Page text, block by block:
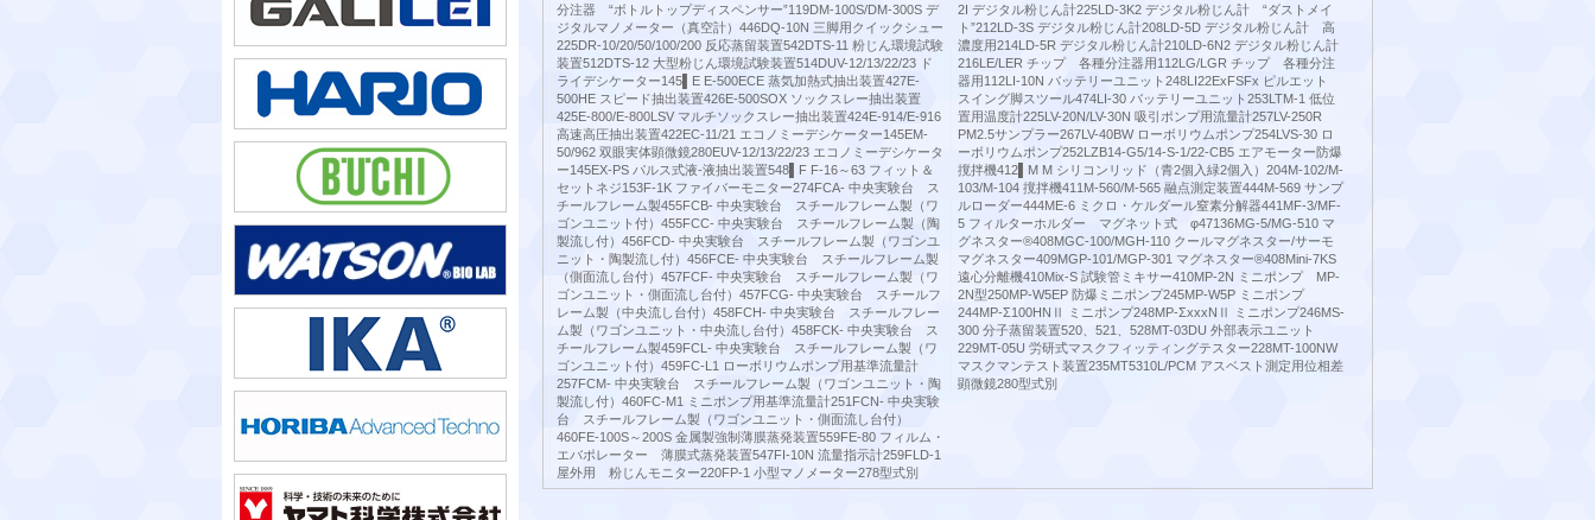
分注器 “ボトルトップディスペンサー”119DM-100S/DM-300S デ
ジタルマノメーター（真空計）446DQ-10N 三脚用クイックシュー
225DR-10/20/50/100/200 反応蒸留装置542DTS-11 粉じん環境試験
装置512DTS-12 大型粉じん環境試験装置514DUV-12/13/22/23 ド
ライデシケーター145▌E E-500ECE 蒸気加熱式抽出装置427E-
500HE スピード抽出装置426E-500SOX ソックスレー抽出装置
425E-800/E-800LSV マルチソックスレー抽出装置424E-914/E-916
高速高圧抽出装置422EC-11/21 エコノミーデシケーター145EM-
50/962 双眼実体顕微鏡280EUV-12/13/22/23 エコノミーデシケータ
ー145EX-PS パルス式液-液抽出装置548▌F F-16～63 フィット＆
セットネジ153F-1K ファイバーモニター274FCA- 中央実験台 ス
チールフレーム製455FCB- 中央実験台 スチールフレーム製（ワ
ゴンユニット付）455FCC- 中央実験台 スチールフレーム製（陶
製流し付）456FCD- 中央実験台 スチールフレーム製（ワゴンユ
ニット・陶製流し付）456FCE- 中央実験台 スチールフレーム製
（側面流し台付）457FCF- 中央実験台 スチールフレーム製（ワ
ゴンユニット・側面流し台付）457FCG- 中央実験台 スチールフ
レーム製（中央流し台付）458FCH- 中央実験台 スチールフレー
ム製（ワゴンユニット・中央流し台付）458FCK- 中央実験台 ス
チールフレーム製459FCL- 中央実験台 スチールフレーム製（ワ
ゴンユニット付）459FC-L1 ローボリウムポンプ用基準流量計
257FCM- 中央実験台 スチールフレーム製（ワゴンユニット・陶
製流し付）460FC-M1 ミニポンプ用基準流量計251FCN- 中央実験
台 スチールフレーム製（ワゴンユニット・側面流し台付）
460FE-100S～200S 金属製強制薄膜蒸発装置559FE-80 フィルム・
エバポレーター 薄膜式蒸発装置547FI-10N 流量指示計259FLD-1
屋外用 粉じんモニター220FP-1 小型マノメーター278型式別
2I デジタル粉じん計225LD-3K2 デジタル粉じん計 “ダストメイ
ト”212LD-3S デジタル粉じん計208LD-5D デジタル粉じん計 高
濃度用214LD-5R デジタル粉じん計210LD-6N2 デジタル粉じん計
216LE/LER チップ 各種分注器用112LG/LGR チップ 各種分注
器用112LI-10N バッテリーユニット248LI22ExFSFx ピルエット
スイング脚スツール474LI-30 バッテリーユニット253LTM-1 低位
置用温度計225LV-20N/LV-30N 吸引ポンプ用流量計257LV-250R
PM2.5サンプラー267LV-40BW ローボリウムポンプ254LVS-30 ロ
ーボリウムポンプ252LZB14-G5/14-S-1/22-CB5 エアモーター防爆
撹拌機412▌M M シリコンリッド（青2個入緑2個入）204M-102/M-
103/M-104 撹拌機411M-560/M-565 融点測定装置444M-569 サンプ
ルローダー444ME-6 ミクロ・ケルダール窒素分解器441MF-3/MF-
5 フィルターホルダー マグネット式 φ47136MG-5/MG-510 マ
グネスター®408MGC-100/MGH-110 クールマグネスター/サーモ
マグネスター409MGP-101/MGP-301 マグネスター®408Mini-7KS
遠心分離機410Mix-S 試験管ミキサー410MP-2N ミニポンプ MP-
2N型250MP-W5EP 防爆ミニポンプ245MP-W5P ミニポンプ
244MP-Σ100HNⅡ ミニポンプ248MP-ΣxxxNⅡ ミニポンプ246MS-
300 分子蒸留装置520、521、528MT-03DU 外部表示ユニット
229MT-05U 労研式マスクフィッティングテスター228MT-100NW
マスクマンテスト装置235MT5310L/PCM アスベスト測定用位相差
顕微鏡280型式別